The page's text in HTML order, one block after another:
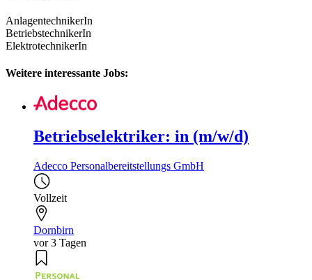
AnlagentechnikerIn
BetriebstechnikerIn
ElektrotechnikerIn
Weitere interessante Jobs:
Betriebselektriker: in (m/w/d)
Adecco Personalbereitstellungs GmbH
Vollzeit
Dornbirn
vor 3 Tagen